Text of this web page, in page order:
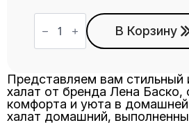
Количество
товара
Халат
Х-13
голубой
В Корзину
Представляем вам стильный
халат от бренда Лена Баско,
комфорта и уюта в
халат домашний,